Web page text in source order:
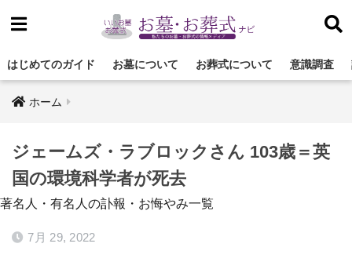
はじめてのガイド お墓について お葬式について 意識調査
ホーム
ジェームズ・ラブロックさん 103歳＝英
国の環境科学者が死去
著名人・有名人の訃報・お悔やみ一覧
7月 29, 2022